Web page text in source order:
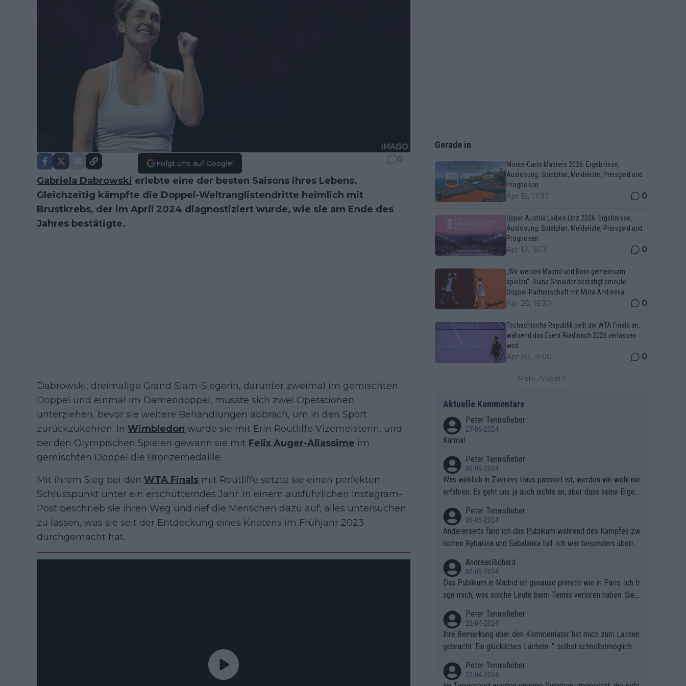
Folgt uns auf Google! 0
Gabriela Dabrowski erlebte eine der besten Saisons ihres Lebens.
Gleichzeitig kämpfte die Doppel-Weltranglistendritte heimlich mit
Brustkrebs, der im April 2024 diagnostiziert wurde, wie sie am Ende des
Jahres bestätigte.
Dabrowski, dreimalige Grand Slam-Siegerin, darunter zweimal im gemischten
Doppel und einmal im Damendoppel, musste sich zwei Operationen
unterziehen, bevor sie weitere Behandlungen abbrach, um in den Sport
zurückzukehren. In Wimbledon wurde sie mit Erin Routliffe Vizemeisterin, und
bei den Olympischen Spielen gewann sie mit Felix Auger-Aliassime im
gemischten Doppel die Bronzemedaille.
Mit ihrem Sieg bei den WTA Finals mit Routliffe setzte sie einen perfekten
Schlusspunkt unter ein erschütterndes Jahr. In einem ausführlichen Instagram-
Post beschrieb sie ihren Weg und rief die Menschen dazu auf, alles untersuchen
zu lassen, was sie seit der Entdeckung eines Knotens im Frühjahr 2023
durchgemacht hat.
Gerade in
Monte-Carlo Masters 2026: Ergebnisse,
Auslosung, Spielplan, Meldeliste, Preisgeld und
Prognosen
Apr 12, 17:37 0
Upper Austria Ladies Linz 2026: Ergebnisse,
Auslosung, Spielplan, Meldeliste, Preisgeld und
Prognosen
Apr 12, 16:13 0
„Wir werden Madrid und Rom gemeinsam
spielen“: Diana Shnaider bestätigt erneute
Doppel-Partnerschaft mit Mirra Andreeva
Apr 20, 16:30 0
Tschechische Republik peilt die WTA Finals an,
während das Event Riad nach 2026 verlassen
wird
Apr 20, 15:00 0
Mehr Artikel
Aktuelle Kommentare
Peter Tennisfieber
27-06-2024
Karma!
Peter Tennisfieber
06-05-2024
Was wirklich in Zverevs Haus passiert ist, werden wir wohl nie
erfahren. Es geht uns ja auch nichts an, aber dass seine Ergeb
Peter Tennisfieber
06-05-2024
Andererseits fand ich das Publikum während des Kampfes zw
ischen Rybakina und Sabalanka toll. Ich war besonders überras
AndreasRichard
02-05-2024
Das Publikum in Madrid ist genauso primitiv wie in Paris. Ich fr
age mich, was solche Leute beim Tennis verloren haben. Sie s
ben.
Peter Tennisfieber
22-04-2024
Ihre Bemerkung über den Kommentator hat mich zum Lachen
gebracht. Ein glückliches Lächeln. "..selbst schnellstmöglich na
Peter Tennisfieber
22-04-2024